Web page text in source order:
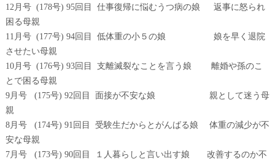
12月号 (178号) 95回目 仕事復帰に悩むうつ病の娘 返事に怒られ
困る母親
11月号 (177号) 94回目 低体重の小５の娘 娘を早く退院
させたい母親
10月号 (176号) 93回目 支離滅裂なことを言う娘 離婚や孫のこ
とで困る母親
9月号 (175号) 92回目 面接が不安な娘 親として迷う母
親
8月号 (174号) 91回目 受験生だからとがんばる娘 体重の減少が不
安な母親
7月号 (173号) 90回目 １人暮らしと言い出す娘 改善するのか不